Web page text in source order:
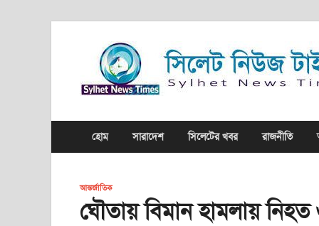
হোম সারাদেশ সিলেটের খবর রাজনীতি
আন্তর্জাতিক
ঘৌতায় বিমান হামলায়